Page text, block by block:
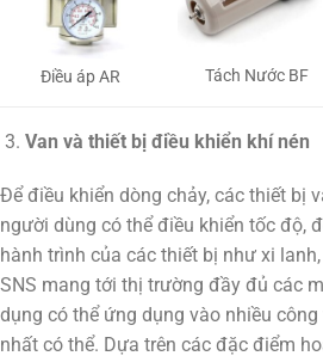
Điều áp AR Tách Nước BF
Van và thiết bị điều khiển khí nén
Để điều khiển dòng chảy, các thiết bị
người dùng có thể điều khiển tốc độ,
hành trình của các thiết bị như xi
SNS mang tới thị trường đầy đủ các
dụng có thể ứng dụng vào nhiều
nhất có thể. Dựa trên các đặc điểm